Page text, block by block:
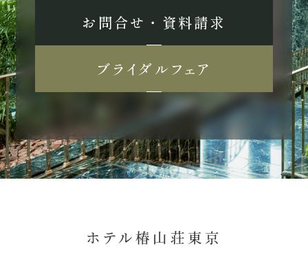
お問合せ ・ 資料請求
ブライダルフェア
ホテル椿山荘東京